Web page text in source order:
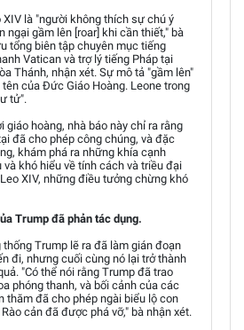
là "người không thích sự chú ý
ngại gầm lên [roar] khi cần thiết," bà
tổng biên tập chuyên mục tiếng
Vatican và trợ lý tiếng Pháp tại
Thánh, nhận xét. Sự mô tả "gầm lên"
của Đức Giáo Hoàng. Leone trong
tử".
giáo hoàng, nhà báo này chỉ ra rằng
đã cho phép công chúng, và đặc
khám phá ra những khía cạnh
khó hiểu về tính cách và triều đại
XIV, những điều tưởng chừng khó
Trump đã phản tác dụng.
thống Trump lẽ ra đã làm gián đoạn
đi, nhưng cuối cùng nó lại trở thành
"Có thể nói rằng Trump đã trao
phóng thanh, và bối cảnh của các
thăm đã cho phép ngài biểu lộ con
cản đã được phá vỡ," bà nhận xét.